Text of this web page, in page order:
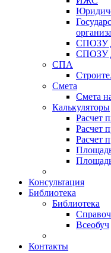
СПОЗУ
СПОЗУ
СПА
Смета
Смета
Калькуляторы
Расчет
Расчет
Расчет
Консультация
Библиотека
Библиотека
Всеобуч
Контакты